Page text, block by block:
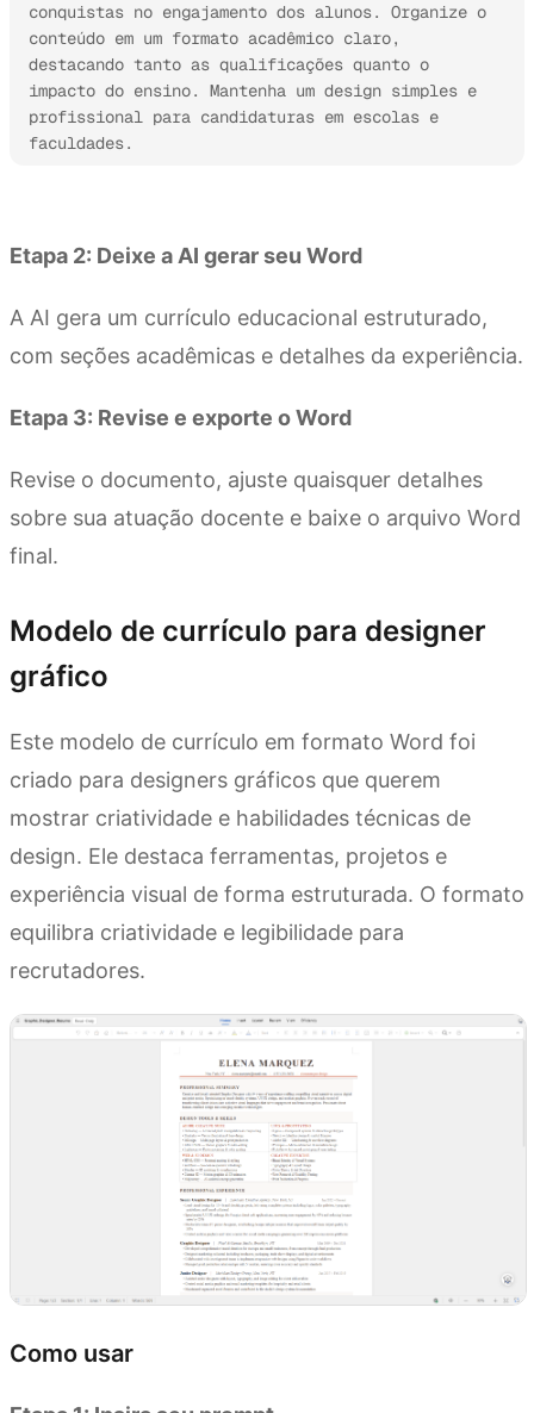
conquistas no engajamento dos alunos. Organize o
conteúdo em um formato acadêmico claro,
destacando tanto as qualificações quanto o
impacto do ensino. Mantenha um design simples e
profissional para candidaturas em escolas e
faculdades.
Etapa 2: Deixe a AI gerar seu Word
A AI gera um currículo educacional estruturado,
com seções acadêmicas e detalhes da experiência.
Etapa 3: Revise e exporte o Word
Revise o documento, ajuste quaisquer detalhes
sobre sua atuação docente e baixe o arquivo Word
final.
Modelo de currículo para designer
gráfico
Este modelo de currículo em formato Word foi
criado para designers gráficos que querem
mostrar criatividade e habilidades técnicas de
design. Ele destaca ferramentas, projetos e
experiência visual de forma estruturada. O formato
equilibra criatividade e legibilidade para
recrutadores.
Como usar